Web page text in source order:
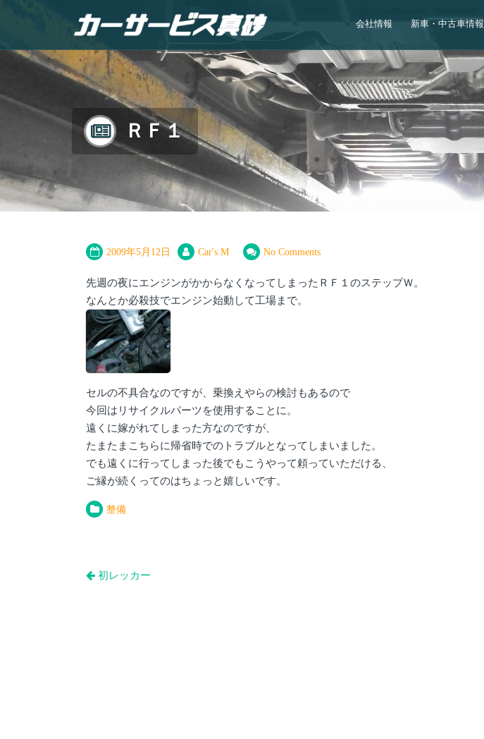
会社情報 新車・中古車情報
ＲＦ１
2009年5月12日 Car's M No Comments
先週の夜にエンジンがかからなくなってしまったＲＦ１のステップＷ。
なんとか必殺技でエンジン始動して工場まで。
セルの不具合なのですが、乗換えやらの検討もあるので
今回はリサイクルパーツを使用することに。
遠くに嫁がれてしまった方なのですが、
たまたまこちらに帰省時でのトラブルとなってしまいました。
でも遠くに行ってしまった後でもこうやって頼っていただける、
ご縁が続くってのはちょっと嬉しいです。
整備
投初レッカー